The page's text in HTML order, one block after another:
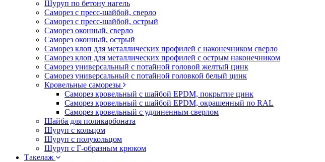
Шуруп по бетону нагель
Саморез с пресс-шайбой, сверло
Саморез с пресс-шайбой, острый
Саморез оконный, сверло
Саморез оконный, острый
Саморез клоп для металлических профилей с наконечником сверло
Саморез клоп для металлических профилей с острым наконечником
Саморез универсальный с потайной головой желтый цинк
Саморез универсальный с потайной головкой белый цинк
Кровельные саморезы
Саморез кровельный с шайбой EPDM, покрытие цинк
Саморез кровельный с шайбой EPDM, окрашенный по RAL
Саморез кровельный с удлиненным сверлом
Шайба для поликарбоната
Шуруп с кольцом
Шуруп с полукольцом
Шуруп с Г-образным крюком
Такелаж